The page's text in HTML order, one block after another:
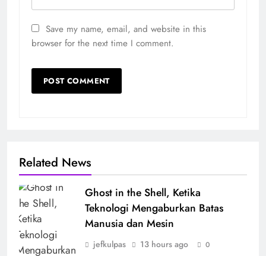
Save my name, email, and website in this
browser for the next time I comment.
Related News
Ghost in the Shell, Ketika
Teknologi Mengaburkan Batas
Manusia dan Mesin
jefkulpas 13 hours ago 0